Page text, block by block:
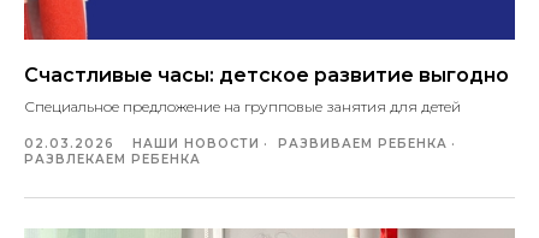
Счастливые часы: детское развитие выгодно
Специальное предложение на групповые занятия для детей
02.03.2026 НАШИ НОВОСТИ
РАЗВИВАЕМ РЕБЕНКА
РАЗВЛЕКАЕМ РЕБЕНКА